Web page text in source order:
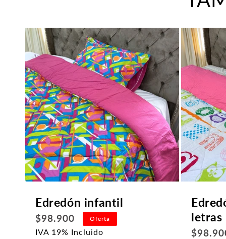
Edredón infantil
Precio
habitual
$98.900 Oferta
IVA 19% Incluido
letras
Precio